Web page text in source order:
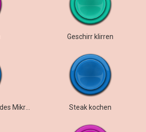
Geschirr klirren
Öffnen und Schließen des Mikrowellentons Steak kochen